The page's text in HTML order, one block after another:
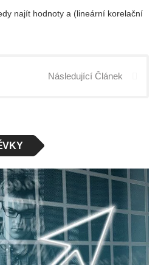
najít hodnoty a (lineární korelační
Následující Článek